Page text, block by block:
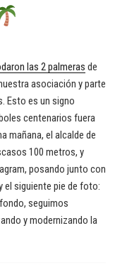
las 2 palmeras de
asociación y parte
Esto es un signo
centenarios fuera
mañana, el alcalde de
100 metros, y
posando junto con
el siguiente pie de foto:
seguimos
y modernizando la